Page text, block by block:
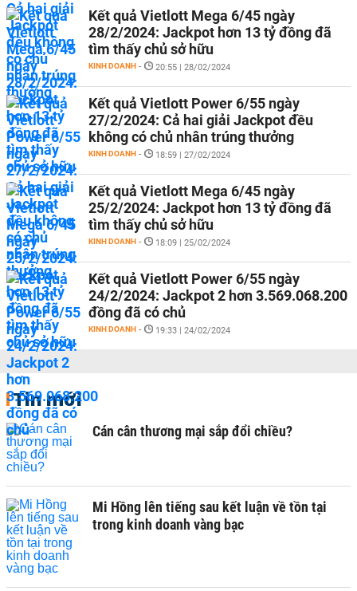
Kết quả Vietlott Mega 6/45 ngày
28/2/2024: Jackpot hơn 13 tỷ đồng đã
tìm thấy chủ sở hữu
KINH DOANH - 20:55 | 28/02/2024
Kết quả Vietlott Power 6/55 ngày
27/2/2024: Cả hai giải Jackpot đều
không có chủ nhân trúng thưởng
KINH DOANH - 18:59 | 27/02/2024
Kết quả Vietlott Mega 6/45 ngày
25/2/2024: Jackpot hơn 13 tỷ đồng đã
tìm thấy chủ sở hữu
KINH DOANH - 18:09 | 25/02/2024
Kết quả Vietlott Power 6/55 ngày
24/2/2024: Jackpot 2 hơn 3.569.068.200
đồng đã có chủ
KINH DOANH - 19:33 | 24/02/2024
Tin mới
Cán cân thương mại sắp đổi chiều?
Mi Hồng lên tiếng sau kết luận về tồn tại
trong kinh doanh vàng bạc